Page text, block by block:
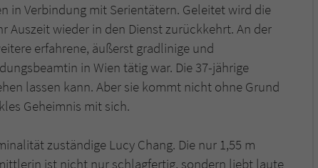
in Verbindung mit Serientätern. Geleitet wird die
Auszeit wieder in den Dienst zurückkehrt. An der
erfahrene, äußerst gradlinige und
in Wien tätig war. Die 37-jährige
lassen kann. Aber sie kommt nicht ohne Grund
Geheimnis mit sich.
zuständige Lucy Chang. Die nur 1,55 m
ist nicht nur schlagfertig, sondern liebt laute